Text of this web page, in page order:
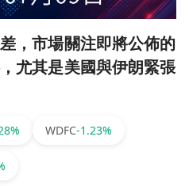
，市場關注即將公佈的
尤其是美國與伊朗緊張
WDFC-1.23%